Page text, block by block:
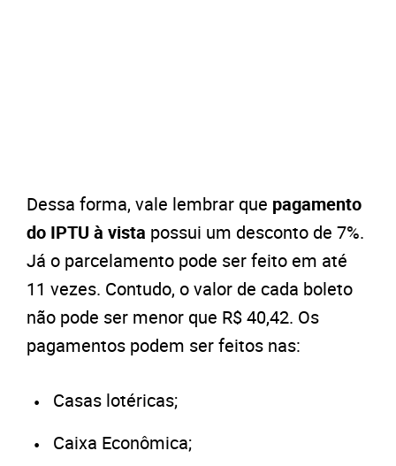
Dessa forma, vale lembrar que pagamento
do IPTU à vista possui um desconto de 7%.
Já o parcelamento pode ser feito em até
11 vezes. Contudo, o valor de cada boleto
não pode ser menor que R$ 40,42. Os
pagamentos podem ser feitos nas:
Casas lotéricas;
Caixa Econômica;